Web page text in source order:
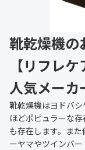
靴乾燥機の
【リフレ
人気メーカ
靴乾燥機はヨドバ
ほどポピュラーな
も存在します。ま
ーヤマやツインバ